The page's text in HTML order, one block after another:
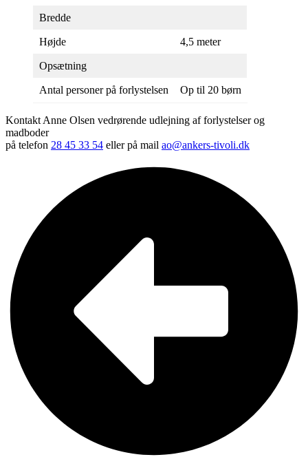
Bredde
Højde 4,5 meter
Opsætning
Antal personer på forlystelsen Op til 20 børn
Kontakt Anne Olsen vedrørende udlejning af forlystelser og
madboder
på telefon 28 45 33 54 eller på mail ao@ankers-tivoli.dk